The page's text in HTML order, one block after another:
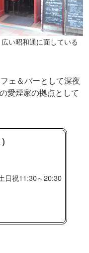
い昭和通に面している
ェ＆バーとして深夜
愛煙家の拠点として
日祝11:30～20:30